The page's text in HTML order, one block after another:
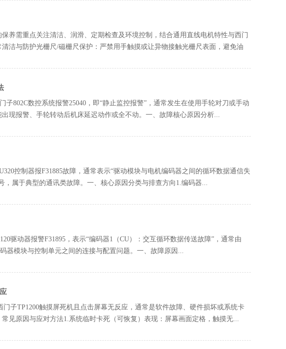
养需重点关注清洁、润滑、定期检查及环境控制‌，结合通用直线电机特性与西门
洁与防护光栅尺/磁栅尺保护‌：严禁用手触摸或让异物接触光栅尺表面，避免油
子802C数控系统报警25040‌，即“‌静止监控报警‌”，通常发生在‌使用手轮对刀或手动
现报警、手轮转动后机床延迟动作或全不动。一、故障核心原因分析...
控制器报F31885故障‌，通常表示‌“驱动模块与电机编码器之间的循环数据通信失
，属于典型的通讯类故障。一、核心原因分类与排查方向1.‌编码器...
驱动器报警F31895‌，表示“‌编码器1（CU）：交互循环数据传送故障‌”，通常由‌
器模块与控制单元之间的连接与配置问题。一、故障原因...
门子TP1200触摸屏死机且点击屏幕无反应‌，通常是‌软件故障、硬件损坏或系统卡
见原因与应对方法1.‌系统临时卡死（可恢复）‌表现‌：屏幕画面定格，触摸无...